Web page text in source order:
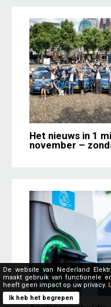
Het nieuws in 1
november –
De website van Nederland
maakt gebruik van functionele
heeft geen impact op uw privacy.
Ik heb het begrepen